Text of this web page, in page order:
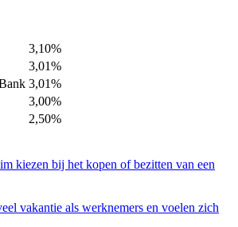
3,10%
3,01%
3,01%
3,00%
2,50%
kiezen bij het kopen of bezitten van een
vakantie als werknemers en voelen zich